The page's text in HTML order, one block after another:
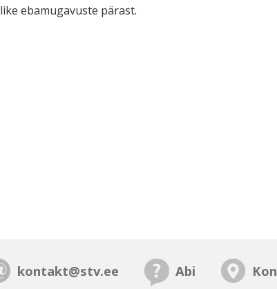
ebamugavuste pärast.
kontakt@stv.ee Abi